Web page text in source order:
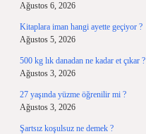
Ağustos 6, 2026
Kitaplara iman hangi ayette geçiyor ?
Ağustos 5, 2026
500 kg lık danadan ne kadar et çıkar ?
Ağustos 3, 2026
27 yaşında yüzme öğrenilir mi ?
Ağustos 3, 2026
Şartsız koşulsuz ne demek ?